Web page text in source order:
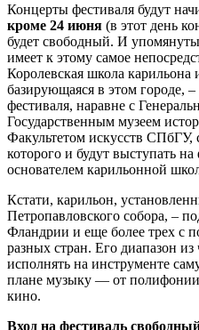
Концерты фестиваля будут
кроме 24 июня (в этот день
будет свободный. И
имеет к этому самое
Королевская школа
базирующаяся в этом городе,
фестиваля, наравне с
Государственным музеем
Факультетом искусств
которого и будут выступать
основателем карильонной
Кстати, карильон,
Петропавловского собора, –
Фландрии и еще более трех с
разных стран. Его диапазон из
исполнять на инструменте
плане музыку — от полифонии
кино.
Вход на фестиваль